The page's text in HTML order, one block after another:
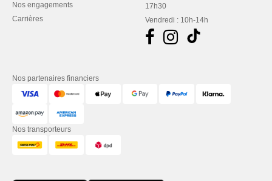
Nos engagements
Carrières
17h30
Vendredi : 10h-14h
Nos partenaires financiers
Nos transporteurs